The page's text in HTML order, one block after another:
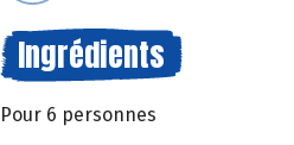
Ingrédients
Pour 6 personnes